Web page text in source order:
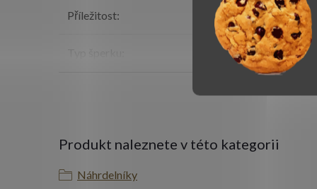
Příležitost:
Produkt naleznete v této kategorii
Náhrdelníky